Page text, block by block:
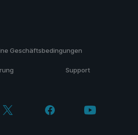
Geschäftsbedingungen
Support